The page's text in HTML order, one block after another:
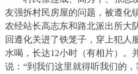
友强拆村民房屋的问题，被遵化
农经站长高志东和路北派出所大
回遵化关进了铁笼子，穿上犯人
水喝，长达12小时（有相片）。
说：“到我们这里就得听我们的